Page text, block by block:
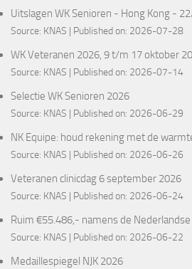
Uitslagen WK Senioren - Hong Kong -
Source: KNAS Published on: 2026-07-28
WK Veteranen 2026, 9 t/m 17 oktober
Source: KNAS Published on: 2026-07-14
Selectie WK Senioren 2026
Source: KNAS Published on: 2026-06-29
NK Equipe: houd rekening met de
Source: KNAS Published on: 2026-06-26
Veteranen clinicdag 6 september 2026
Source: KNAS Published on: 2026-06-24
Ruim €55.486,- namens de
Source: KNAS Published on: 2026-06-22
Medaillespiegel NJK 2026